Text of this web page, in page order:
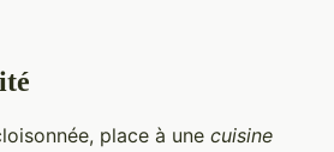
place à une cuisine